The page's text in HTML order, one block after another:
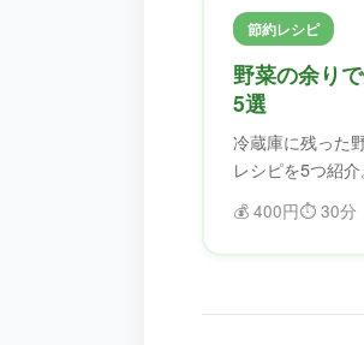
節約レシピ
野菜の余り
5選
冷蔵庫に残った
レシピを5つ紹
しい日も助かり
💰 400円⏱️ 30分